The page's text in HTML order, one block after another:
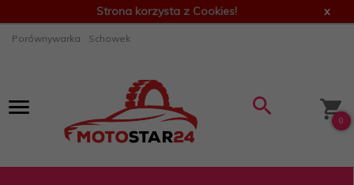
Strona korzysta z Cookies! x
Porównywarka Schowek
0